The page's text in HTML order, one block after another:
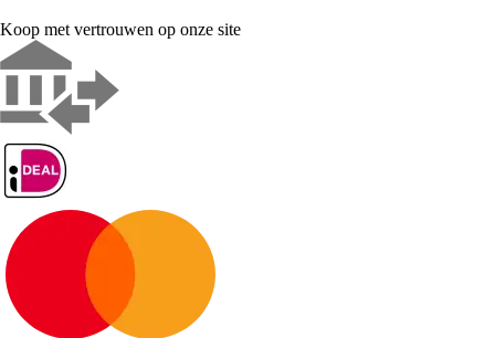
Koop met vertrouwen op onze site